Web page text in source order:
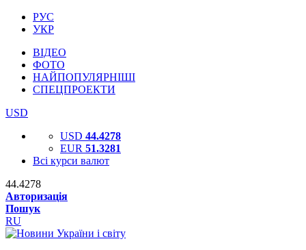
РУС
УКР
ВІДЕО
ФОТО
НАЙПОПУЛЯРНІШІ
СПЕЦПРОЕКТИ
USD
USD 44.4278
EUR 51.3281
Всі курси валют
44.4278
Авторизація
Пошук
RU